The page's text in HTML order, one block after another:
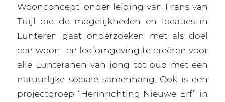
Woonconcept’ onder leiding van Frans van
Tuijl die de mogelijkheden en locaties in
Lunteren gaat onderzoeken met als doel
een woon- en leefomgeving te creëren voor
alle Lunteranen van jong tot oud met een
natuurlijke sociale samenhang. Ook is een
projectgroep “Herinrichting Nieuwe Erf” in